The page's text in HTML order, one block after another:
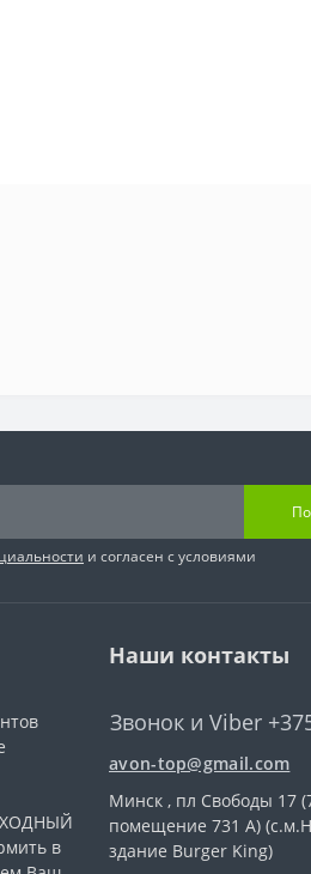
и согласен с условиями
в
Наши контакты
Звонок и Viber
avon-top@gmail.com
Минск , пл Свободы 17
помещение 731 А)
здание Burger King)